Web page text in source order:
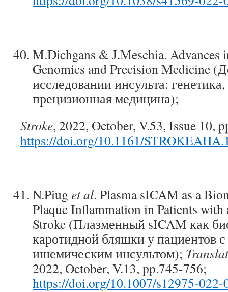
M.Dichgans & J.Meschia. Advances
Genomics and Precision Medicine
исследовании инсульта:
прецизионная медицина);
Stroke, 2022, October, V.53, Issue 10,
https://doi.org/10.1161/
N.Piug et al. Plasma sICAM as a
Plaque Inflammation in Patients with
Stroke (Плазменный sICAM как
каротидной бляшки у пациентов
ишемическим инсультом);
2022, October, V.13, pp.745-756;
https://doi.org/10.1007/s12975-